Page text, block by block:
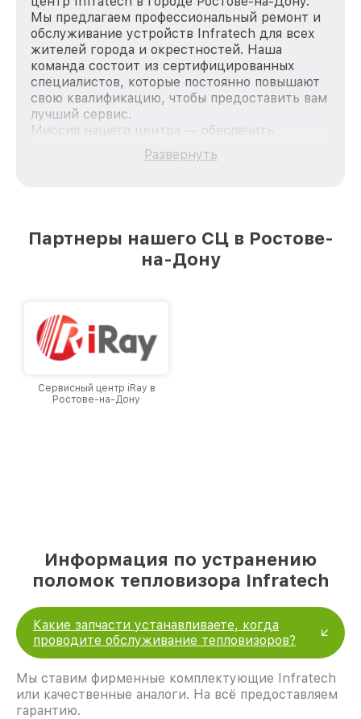
Мы предлагаем профессиональный ремонт и
обслуживание устройств Infratech для всех
жителей города и окрестностей. Наша
команда состоит из сертифицированных
специалистов, которые постоянно повышают
свою квалификацию, чтобы предоставить вам
лучший сервис.
Миссия нашего центра — обеспечить
качественный и доступный ремонт для
каждого пользователя продукции Infratech,
лучшим сервисным центром Infratech в
городе Ростове-на-Дону, постоянно повышая
Развернуть
Партнеры нашего СЦ в Ростове-
на-Дону
Сервисный центр iRay в
Ростове-на-Дону
Информация по устранению
поломок тепловизора Infratech
Какие запчасти устанавливаете, когда
проводите обслуживание тепловизоров?
Мы ставим фирменные комплектующие Infratech
или качественные аналоги. На всё предоставляем
гарантию.